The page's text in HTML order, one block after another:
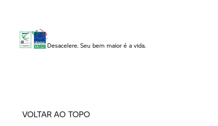
Desacelere. Seu bem maior é a vida.
VOLTAR AO TOPO